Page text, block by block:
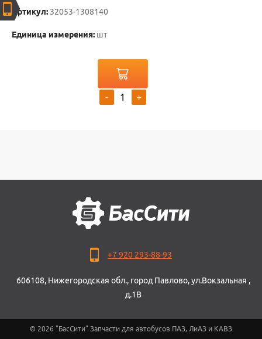
Артикул: 32053-1308140
Единица измерения: шт
- +
+7 920 293-88-93
606108, Нижегородская обл., город Павлово, ул.Вокзальная ,
д.1В
© 2026 "БасСити" Запчасти для автобусов ПАЗ, ЛиАЗ и КАВЗ